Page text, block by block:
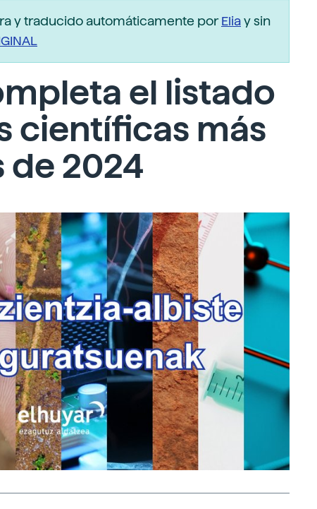
y traducido automáticamente porEliay sin
el listado
científicas más
de 2024